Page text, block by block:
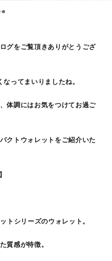
34
グをご覧頂きありがとうござ
ってまいりましたね。
体調にはお気をつけてお過ご
クトウォレットをご紹介いた
トシリーズのウォレット。
質感が特徴。